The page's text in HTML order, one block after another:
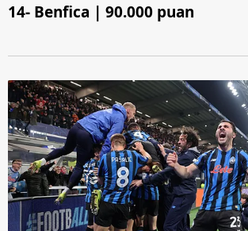
14- Benfica | 90.000 puan